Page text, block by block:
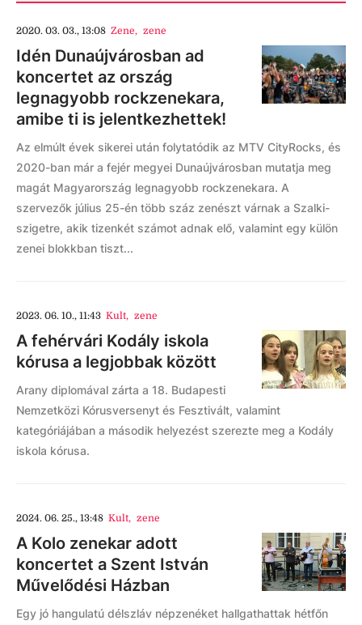
2020. 03. 03., 13:08 Zene, zene
Idén Dunaújvárosban ad
koncertet az ország
legnagyobb rockzenekara,
amibe ti is jelentkezhettek!
Az elmúlt évek sikerei után folytatódik az MTV CityRocks, és
2020-ban már a fejér megyei Dunaújvárosban mutatja meg
magát Magyarország legnagyobb rockzenekara. A
szervezők július 25-én több száz zenészt várnak a Szalki-
szigetre, akik tizenkét számot adnak elő, valamint egy külön
zenei blokkban tiszt...
2023. 06. 10., 11:43 Kult, zene
A fehérvári Kodály iskola
kórusa a legjobbak között
Arany diplomával zárta a 18. Budapesti
Nemzetközi Kórusversenyt és Fesztivált, valamint
kategóriájában a második helyezést szerezte meg a Kodály
iskola kórusa.
2024. 06. 25., 13:48 Kult, zene
A Kolo zenekar adott
koncertet a Szent István
Művelődési Házban
Egy jó hangulatú délszláv népzenéket hallgathattak hétfőn